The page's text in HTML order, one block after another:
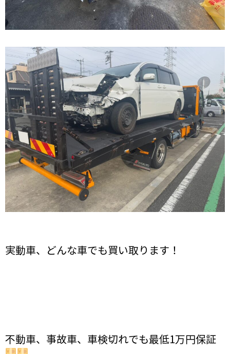
実動車、どんな車でも買い取ります！
不動車、事故車、車検切れでも最低1万円保証